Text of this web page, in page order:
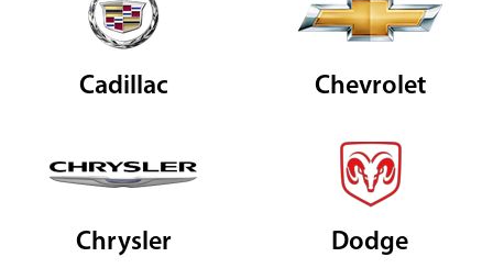
Cadillac Chevrolet
Chrysler Dodge